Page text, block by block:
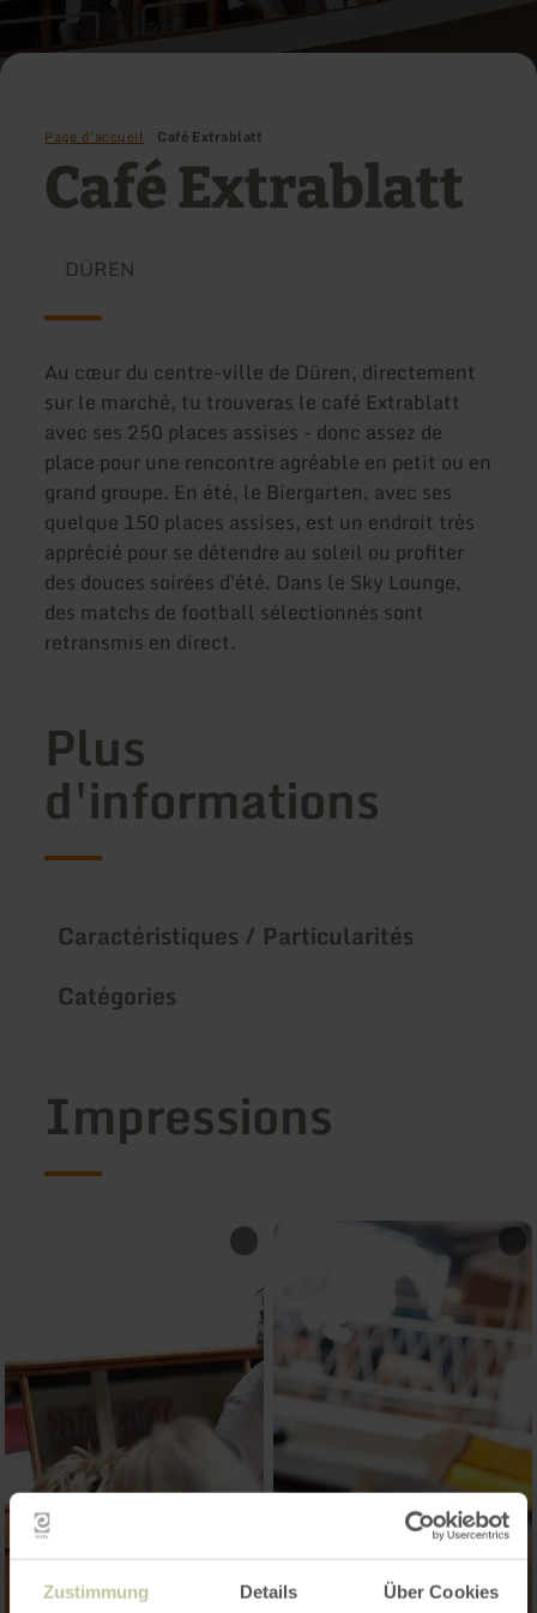
Zustimmung Details Über Cookies
Page d'accueil Café Extrablatt
Café Extrablatt
DÜREN
Au cœur du centre-ville de Düren, directement
sur le marché, tu trouveras le café Extrablatt
avec ses 250 places assises - donc assez de
place pour une rencontre agréable en petit ou en
grand groupe. En été, le Biergarten, avec ses
quelque 150 places assises, est un endroit très
apprécié pour se détendre au soleil ou profiter
des douces soirées d'été. Dans le Sky Lounge,
des matchs de football sélectionnés sont
retransmis en direct.
Plus
d'informations
Caractéristiques / Particularités
Catégories
Impressions